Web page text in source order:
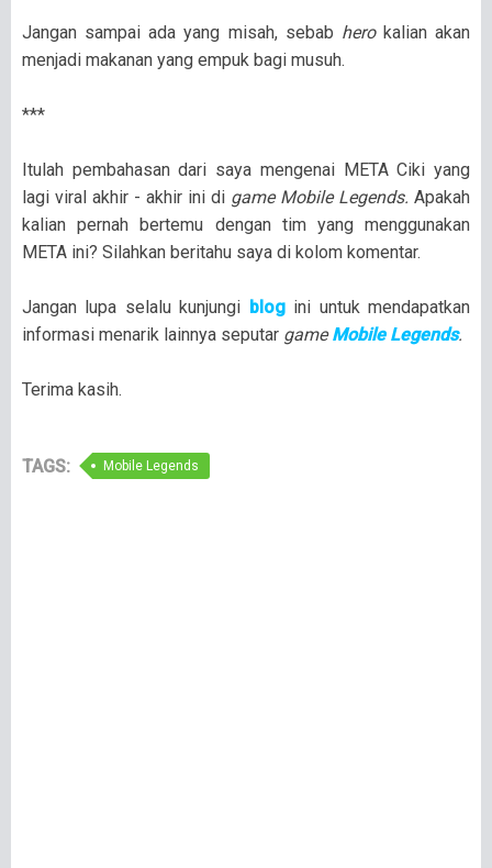
Jangan sampai ada yang misah, sebab hero kalian akan
menjadi makanan yang empuk bagi musuh.
***
Itulah pembahasan dari saya mengenai META Ciki yang
lagi viral akhir - akhir ini di game Mobile Legends. Apakah
kalian pernah bertemu dengan tim yang menggunakan
META ini? Silahkan beritahu saya di kolom komentar.
Jangan lupa selalu kunjungi blogini untuk mendapatkan
informasi menarik lainnya seputar gameMobile Legends.
Terima kasih.
TAGS: Mobile Legends